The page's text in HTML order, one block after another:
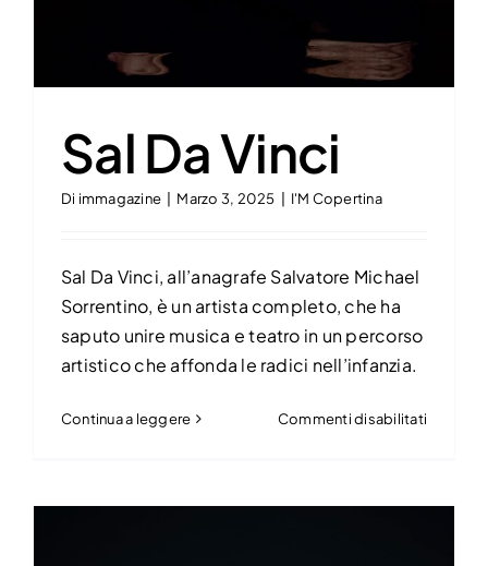
Sal Da Vinci
Di immagazine Marzo 3, 2025 I'M Copertina
Sal Da Vinci, all’anagrafe Salvatore Michael
Sorrentino, è un artista completo, che ha
saputo unire musica e teatro in un percorso
artistico che affonda le radici nell’infanzia.
Continua a leggere Commenti disabilitati